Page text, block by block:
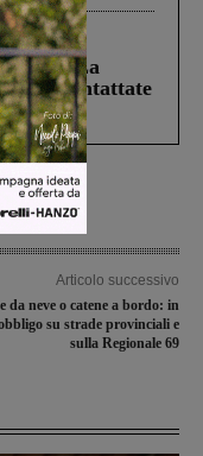
Billal. La
contattate
Articolo successivo
da neve o catene a bordo: in
su strade provinciali e
sulla Regionale 69